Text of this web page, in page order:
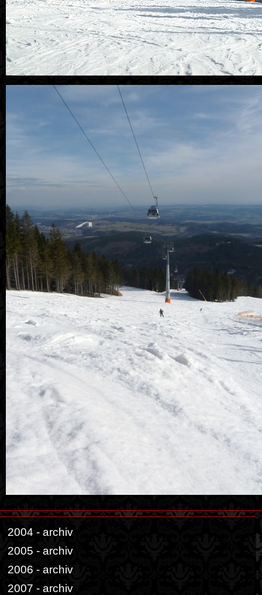
2004 - archiv
2005 - archiv
2006 - archiv
2007 - archiv